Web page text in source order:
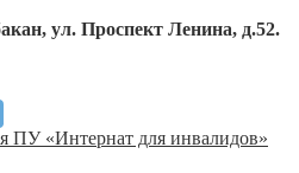
ул. Проспект Ленина, д.52.